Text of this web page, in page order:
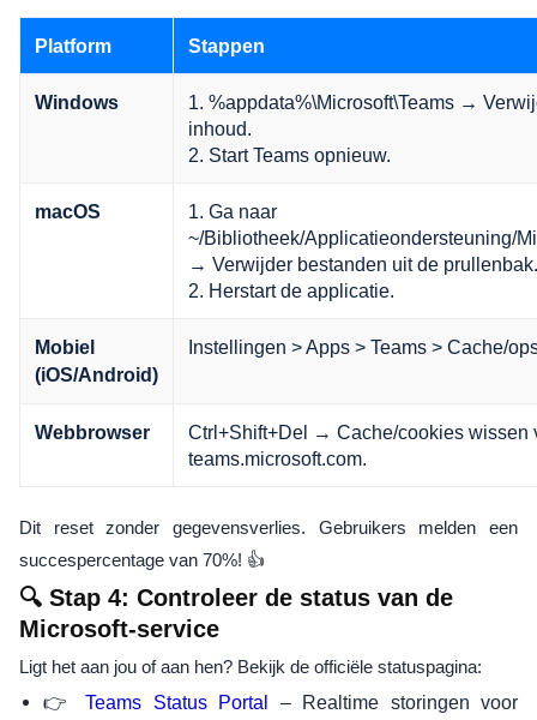
Platform Stappen
Windows
1. %appdata%\Microsoft\Teams →
inhoud.
2. Start Teams opnieuw.
macOS
1. Ga naar
~/Bibliotheek/Applicatieondersteuning/
→ Verwijder bestanden uit de prullenbak.
2. Herstart de applicatie.
Mobiel
(iOS/Android)
Instellingen > Apps > Teams > Cache/
Webbrowser
Ctrl+Shift+Del → Cache/cookies wissen
teams.microsoft.com.
Dit reset zonder gegevensverlies. Gebruikers melden een
succespercentage van 70%! 👍
🔍 Stap 4: Controleer de status van de
Microsoft-service
Ligt het aan jou of aan hen? Bekijk de officiële statuspagina:
👉 Teams Status Portal
– Realtime storingen voor